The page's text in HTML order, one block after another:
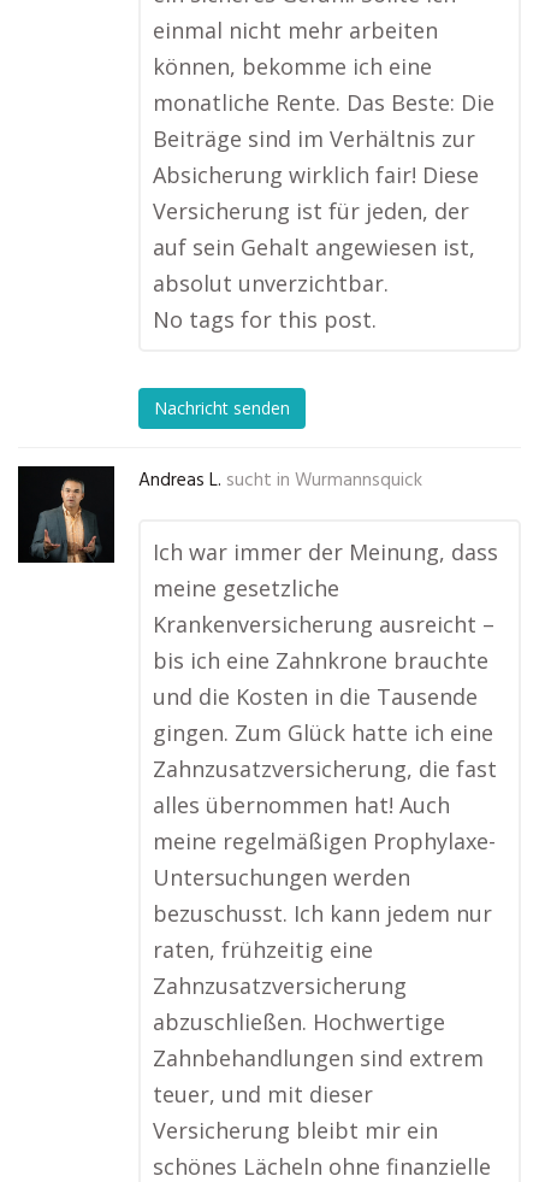
einmal nicht mehr arbeiten
können, bekomme ich eine
monatliche Rente. Das Beste: Die
Beiträge sind im Verhältnis zur
Absicherung wirklich fair! Diese
Versicherung ist für jeden, der
auf sein Gehalt angewiesen ist,
absolut unverzichtbar.
No tags for this post.
Nachricht senden
Andreas L. sucht in Wurmannsquick
Ich war immer der Meinung, dass
meine gesetzliche
Krankenversicherung ausreicht –
bis ich eine Zahnkrone brauchte
und die Kosten in die Tausende
gingen. Zum Glück hatte ich eine
Zahnzusatzversicherung, die fast
alles übernommen hat! Auch
meine regelmäßigen Prophylaxe-
Untersuchungen werden
bezuschusst. Ich kann jedem nur
raten, frühzeitig eine
Zahnzusatzversicherung
abzuschließen. Hochwertige
Zahnbehandlungen sind extrem
teuer, und mit dieser
Versicherung bleibt mir ein
schönes Lächeln ohne finanzielle